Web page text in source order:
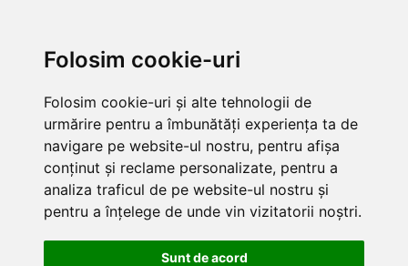
Folosim cookie-uri
Folosim cookie-uri și alte tehnologii de
urmărire pentru a îmbunătăți experiența ta de
navigare pe website-ul nostru, pentru afișa
conținut și reclame personalizate, pentru a
analiza traficul de pe website-ul nostru și
pentru a înțelege de unde vin vizitatorii noștri.
Sunt de acord